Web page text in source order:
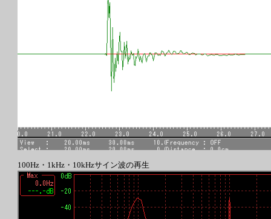
100Hz・1kHz・10kHzサイン波の再生